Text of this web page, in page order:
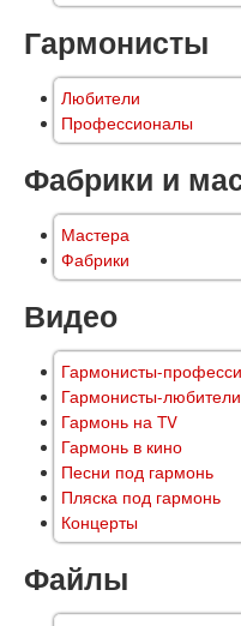
Гармонисты
Любители
Профессионалы
Фабрики и
Мастера
Фабрики
Видео
Гармонисты-
Гармонисты-любители
Гармонь на TV
Гармонь в кино
Песни под гармонь
Пляска под гармонь
Концерты
Файлы